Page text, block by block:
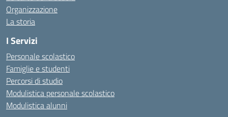
Organizzazione
La storia
I Servizi
Personale scolastico
Famiglie e studenti
Percorsi di studio
Modulistica personale scolastico
Modulistica alunni